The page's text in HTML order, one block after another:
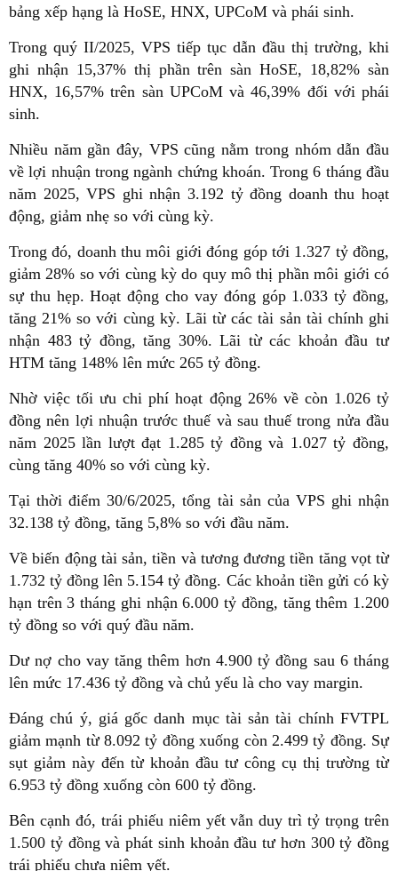
bảng xếp hạng là HoSE, HNX, UPCoM và phái sinh.
Trong quý II/2025, VPS tiếp tục dẫn đầu thị trường, khi
ghi nhận 15,37% thị phần trên sàn HoSE, 18,82% sàn
HNX, 16,57% trên sàn UPCoM và 46,39% đối với phái
sinh.
Nhiều năm gần đây, VPS cũng nằm trong nhóm dẫn đầu
về lợi nhuận trong ngành chứng khoán. Trong 6 tháng đầu
năm 2025, VPS ghi nhận 3.192 tỷ đồng doanh thu hoạt
động, giảm nhẹ so với cùng kỳ.
Trong đó, doanh thu môi giới đóng góp tới 1.327 tỷ đồng,
giảm 28% so với cùng kỳ do quy mô thị phần môi giới có
sự thu hẹp. Hoạt động cho vay đóng góp 1.033 tỷ đồng,
tăng 21% so với cùng kỳ. Lãi từ các tài sản tài chính ghi
nhận 483 tỷ đồng, tăng 30%. Lãi từ các khoản đầu tư
HTM tăng 148% lên mức 265 tỷ đồng.
Nhờ việc tối ưu chi phí hoạt động 26% về còn 1.026 tỷ
đồng nên lợi nhuận trước thuế và sau thuế trong nửa đầu
năm 2025 lần lượt đạt 1.285 tỷ đồng và 1.027 tỷ đồng,
cùng tăng 40% so với cùng kỳ.
Tại thời điểm 30/6/2025, tổng tài sản của VPS ghi nhận
32.138 tỷ đồng, tăng 5,8% so với đầu năm.
Về biến động tài sản, tiền và tương đương tiền tăng vọt từ
1.732 tỷ đồng lên 5.154 tỷ đồng. Các khoản tiền gửi có kỳ
hạn trên 3 tháng ghi nhận 6.000 tỷ đồng, tăng thêm 1.200
tỷ đồng so với quý đầu năm.
Dư nợ cho vay tăng thêm hơn 4.900 tỷ đồng sau 6 tháng
lên mức 17.436 tỷ đồng và chủ yếu là cho vay margin.
Đáng chú ý, giá gốc danh mục tài sản tài chính FVTPL
giảm mạnh từ 8.092 tỷ đồng xuống còn 2.499 tỷ đồng. Sự
sụt giảm này đến từ khoản đầu tư công cụ thị trường từ
6.953 tỷ đồng xuống còn 600 tỷ đồng.
Bên cạnh đó, trái phiếu niêm yết vẫn duy trì tỷ trọng trên
1.500 tỷ đồng và phát sinh khoản đầu tư hơn 300 tỷ đồng
trái phiếu chưa niêm yết.